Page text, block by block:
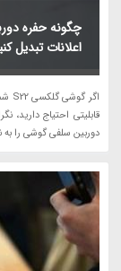
اعلانات تبدیل
قابلیتی احتیاج دارید،
دوربین سلفی گوشی را به